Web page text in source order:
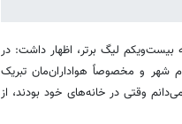
لیگ برتر، اظهار داشت: در
شهر و مخصوصاً هواداران‌مان تبریک
وقتی در خانه‌های خود بودند، از